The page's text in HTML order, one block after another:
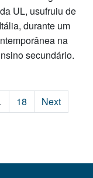
UL, usufruiu de
durante um
na
secundário.
18 Next